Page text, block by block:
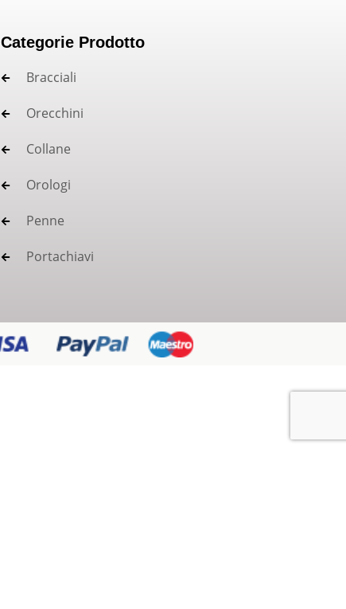
Categorie Prodotto
Bracciali
Orecchini
Collane
Orologi
Penne
Portachiavi